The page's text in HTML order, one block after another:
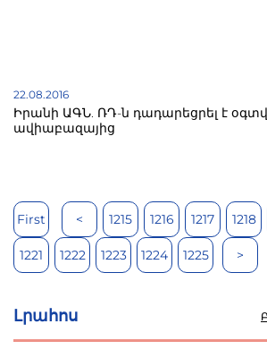
22.08.2016
Իրանի ԱԳՆ. ՌԴ-ն դադարեցրել է
ավիաբազայից
First < 1215 1216 1217 1218
1221 1222 1223 1224 1225 >
Լրահոս